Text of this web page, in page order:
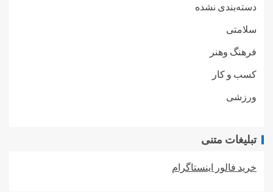
دسته‌بندی نشده
سلامتی
فرهنگ وهنر
کسب و کار
ورزشی
تبلیغات متنی
خرید فالور اینستاگرام